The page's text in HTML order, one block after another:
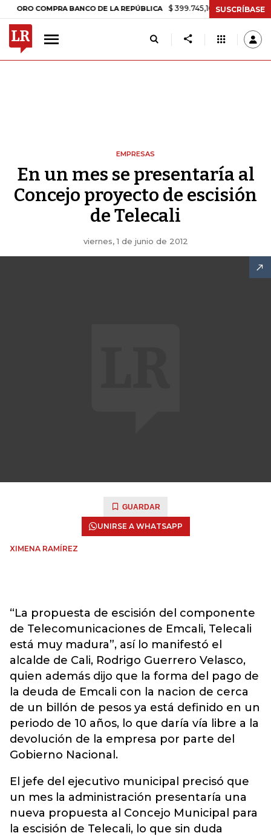
COMPRA BANCO DE LA REPÚBLICA $ 399.745,16 +$ 2.295,71 +0,58%
SUSCRÍBASE
EMPRESAS
En un mes se presentaría al
Concejo proyecto de escisión
de Telecali
viernes, 1 de junio de 2012
GUARDAR
UNIRSE A WHATSAPP
XIMENA RAMÍREZ
“La propuesta de escisión del componente
de Telecomunicaciones de Emcali, Telecali
está muy madura”, así lo manifestó el
alcalde de Cali, Rodrigo Guerrero Velasco,
quien además dijo que la forma del pago de
la deuda de Emcali con la nacion de cerca
de un billón de pesos ya está definido en un
periodo de 10 años, lo que daría vía libre a la
devolución de la empresa por parte del
Gobierno Nacional.
El jefe del ejecutivo municipal precisó que
un mes la administración presentaría una
nueva propuesta al Concejo Municipal para
la escisión de Telecali, lo que sin duda